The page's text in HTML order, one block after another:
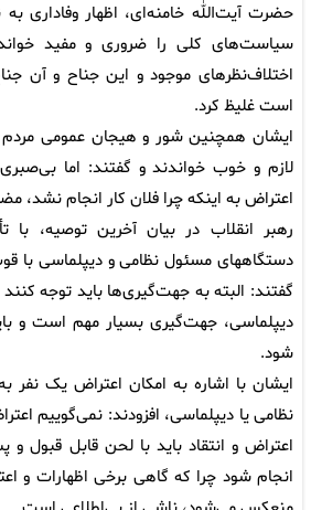
حضرت آیت‌الله خامنه‌ای، اظهار وفاداری
سیاست‌های کلی را ضروری و مفید
اختلاف‌نظرهای موجود و این جناح و آن
است غلیظ کرد.
ایشان همچنین شور و هیجان عمومی
لازم و خوب خواندند و گفتند: اما
اعتراض به اینکه چرا فلان کار انجام نشد،
رهبر انقلاب در بیان آخرین توصیه، با
دستگاههای مسئول نظامی و دیپلماسی با
گفتند: البته به جهت‌گیری‌ها باید توجه
دیپلماسی، جهت‌گیری بسیار مهم است و
شود.
ایشان با اشاره به امکان اعتراض یک
نظامی یا دیپلماسی، افزودند: نمی‌گوییم
اعتراض و انتقاد باید با لحن قابل قبول و
انجام شود چرا که گاهی برخی اظهارات و